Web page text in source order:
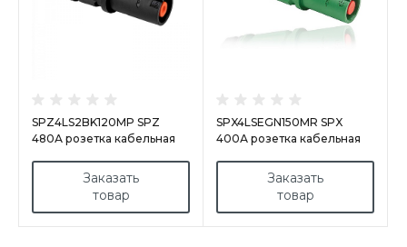
SPZ4LS2BK120MP SPZ
480А розетка кабельная
Заказать
товар
SPX4LSEGN150MR SPX
400А розетка кабельная
Заказать
товар